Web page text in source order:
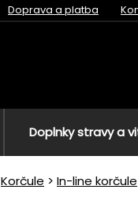
Doprava a platba
Doplnky stravy a
Korčule In-line korčule